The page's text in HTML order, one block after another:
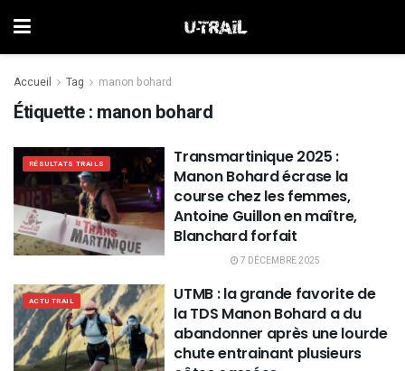
Accueil Tag manon bohard
Étiquette : manon bohard
RÉSULTATS TRAILS
Transmartinique 2025 :
Manon Bohard écrase la
course chez les femmes,
Antoine Guillon en maître,
Blanchard forfait
7 DÉCEMBRE 2025
ACTU TRAIL
UTMB : la grande favorite de
la TDS Manon Bohard a du
abandonner après une lourde
chute entrainant plusieurs